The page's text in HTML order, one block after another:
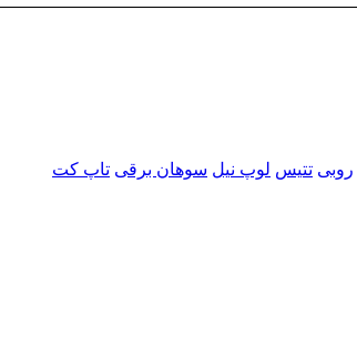
روبی تتیس لوپ نیل سوهان برقی تاپ کت